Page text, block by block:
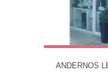
ANDERNOS